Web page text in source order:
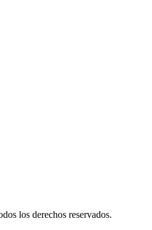
los derechos reservados.